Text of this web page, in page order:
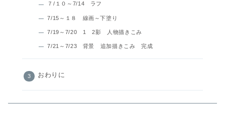
７/１０～7/14 ラフ
7/15～１８ 線画～下塗り
7/19～7/20 1 2影 人物描きこみ
7/21～7/23 背景 追加描きこみ 完成
おわりに